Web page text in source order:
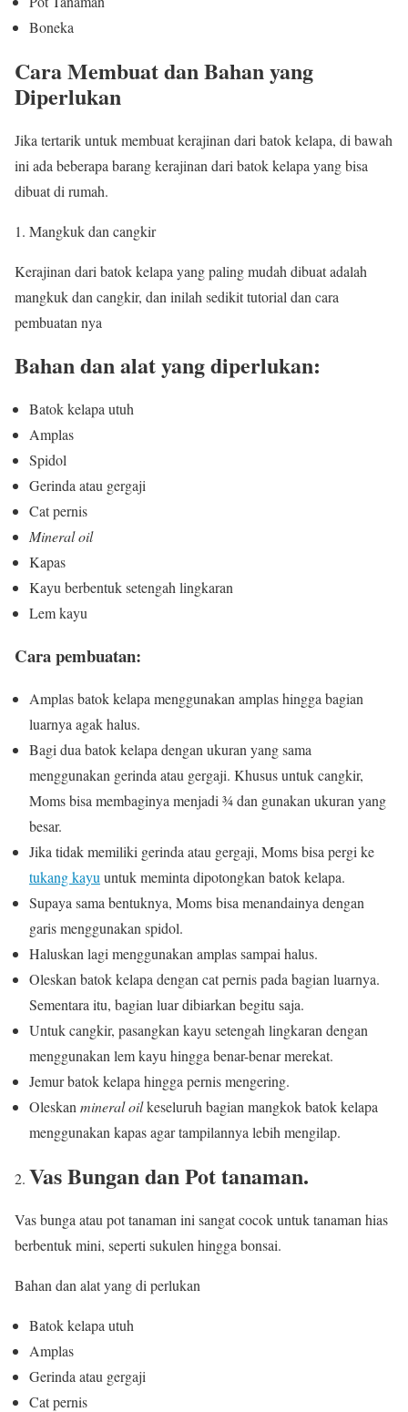
Boneka
Cara Membuat dan Bahan yang
Diperlukan
Jika tertarik untuk membuat kerajinan dari batok kelapa, di bawah
ini ada beberapa barang kerajinan dari batok kelapa yang bisa
dibuat di rumah.
Mangkuk dan cangkir
Kerajinan dari batok kelapa yang paling mudah dibuat adalah
mangkuk dan cangkir, dan inilah sedikit tutorial dan cara
pembuatan nya
Bahan dan alat yang diperlukan:
Batok kelapa utuh
Amplas
Spidol
Gerinda atau gergaji
Cat pernis
Mineral oil
Kapas
Kayu berbentuk setengah lingkaran
Lem kayu
Cara pembuatan:
Amplas batok kelapa menggunakan amplas hingga bagian
luarnya agak halus.
Bagi dua batok kelapa dengan ukuran yang sama
menggunakan gerinda atau gergaji. Khusus untuk cangkir,
Moms bisa membaginya menjadi ¾ dan gunakan ukuran yang
besar.
Jika tidak memiliki gerinda atau gergaji, Moms bisa pergi ke
tukang kayu untuk meminta dipotongkan batok kelapa.
Supaya sama bentuknya, Moms bisa menandainya dengan
garis menggunakan spidol.
Haluskan lagi menggunakan amplas sampai halus.
Oleskan batok kelapa dengan cat pernis pada bagian luarnya.
Sementara itu, bagian luar dibiarkan begitu saja.
Untuk cangkir, pasangkan kayu setengah lingkaran dengan
menggunakan lem kayu hingga benar-benar merekat.
Jemur batok kelapa hingga pernis mengering.
Oleskan mineral oilkeseluruh bagian mangkok batok kelapa
menggunakan kapas agar tampilannya lebih mengilap.
Vas Bungan dan Pot tanaman.
Vas bunga atau pot tanaman ini sangat cocok untuk tanaman hias
berbentuk mini, seperti sukulen hingga bonsai.
Bahan dan alat yang di perlukan
Batok kelapa utuh
Amplas
Gerinda atau gergaji
Cat pernis